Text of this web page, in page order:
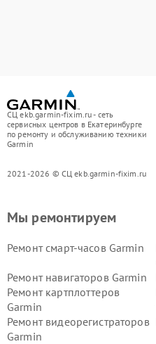
СЦ ekb.garmin-fixim.ru - сеть
сервисных центров в Екатеринбурге
по ремонту и обслуживанию техники
Garmin
2021-2026 © СЦ ekb.garmin-fixim.ru
Мы ремонтируем
Ремонт смарт-часов Garmin
Ремонт навигаторов Garmin
Ремонт картплоттеров
Garmin
Ремонт видеорегистраторов
Garmin